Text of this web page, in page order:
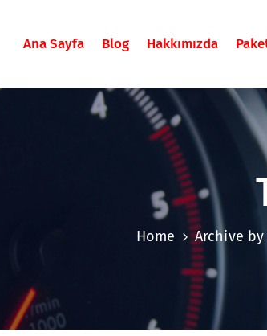
Ana Sayfa Blog Hakkımızda
Home Archive